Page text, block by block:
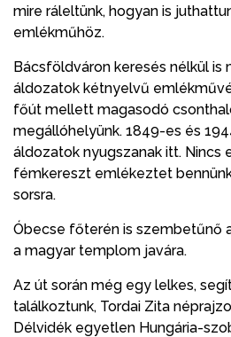
mire ráleltünk, hogyan is
emlékműhöz.
Bácsföldváron keresés nélkül is
áldozatok kétnyelvű
főút mellett magasodó
megállóhelyünk. 1849-es és
áldozatok nyugszanak itt. Nincs
fémkereszt emlékeztet
sorsra.
Óbecse főterén is szembetűnő
a magyar templom javára.
Az út során még egy lelkes,
találkoztunk, Tordai Zita
Délvidék egyetlen Hungária-